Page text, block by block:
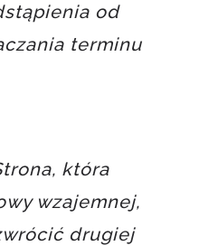
od
terminu
która
wzajemnej,
drugiej